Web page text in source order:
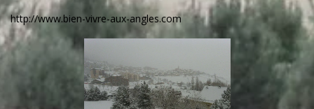
http://www.bien-vivre-aux-angles.com